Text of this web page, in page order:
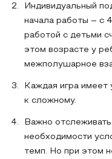
Индивидуальный
начала работы – с
работой с детьми
этом возрасте у
межполушарное
Каждая игра имеет
к сложному.
Важно
необходимости
темп. Но при этом